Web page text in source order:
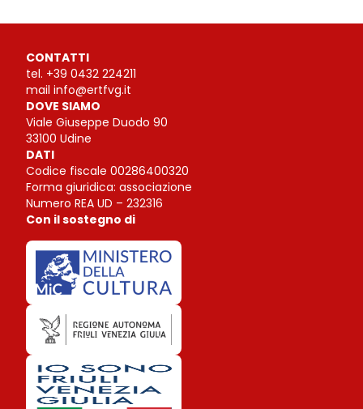
CONTATTI
tel. +39 0432 224211
mail info@ertfvg.it
DOVE SIAMO
Viale Giuseppe Duodo 90
33100 Udine
DATI
Codice fiscale 00286400320
Forma giuridica: associazione
Numero REA UD – 232316
Con il sostegno di